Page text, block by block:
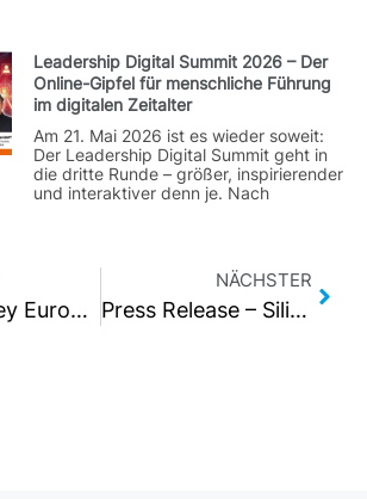
Leadership Digital Summit 2026 – Der
Online-Gipfel für menschliche Führung
im digitalen Zeitalter
Am 21. Mai 2026 ist es wieder soweit:
Der Leadership Digital Summit geht in
die dritte Runde – größer, inspirierender
und interaktiver denn je. Nach
Silicon Valley Europe und DHBW Mannheim starten gemeinsames Programm: Der Silicon-Valley-Geist wird zum Wettbewerbsvorteil für deutsche Unternehmen
NÄCHSTER
Press Release – Silicon Valley Europe and German Indian Business Alliance (GIBA) Announce Strategic Partnership to Advance Semiconductor and Space Ecosystems